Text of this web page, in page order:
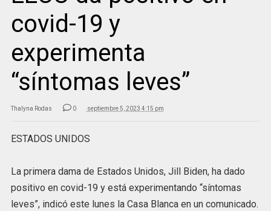
covid-19 y
experimenta
“síntomas leves”
Thalyna Rodas 0 septiembre 5, 2023 4:15 pm
ESTADOS UNIDOS
La primera dama de Estados Unidos, Jill Biden, ha dado
positivo en covid-19 y está experimentando “síntomas
leves”, indicó este lunes la Casa Blanca en un comunicado.